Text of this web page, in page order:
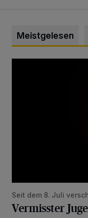
Meistgelesen
Seit dem 8. Juli
Vermisster